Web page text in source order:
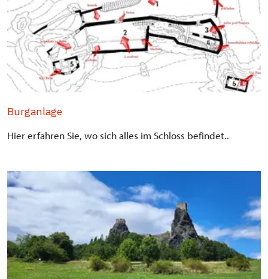
Burganlage
Hier erfahren Sie, wo sich alles im Schloss befindet..